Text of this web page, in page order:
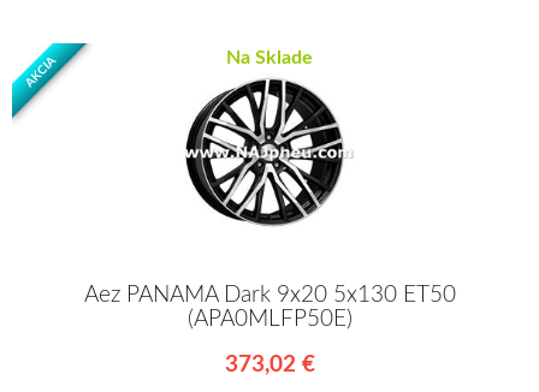
AKCIA Na Sklade
Aez PANAMA Dark 9x20 5x130 ET50
(APA0MLFP50E)
373,02 €